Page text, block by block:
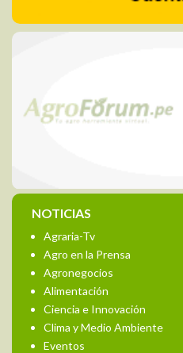
NOTICIAS
Agraria-Tv
Agro en la Prensa
Agronegocios
Alimentación
Ciencia e Innovación
Clima y Medio Ambiente
Eventos